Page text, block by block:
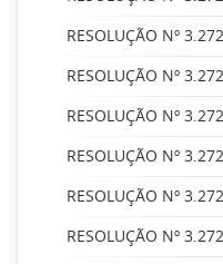
RESOLUÇÃO Nº
RESOLUÇÃO Nº
RESOLUÇÃO Nº
RESOLUÇÃO Nº
RESOLUÇÃO Nº
RESOLUÇÃO Nº